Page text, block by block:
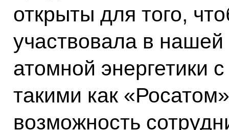
открыты для того,
участвовала в
атомной энергетики
такими как
возможность